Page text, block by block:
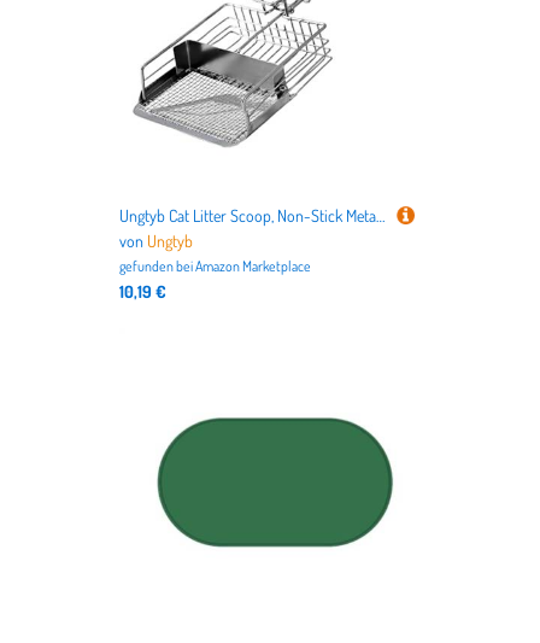
Ungtyb Cat Litter Scoop, Non-Stick Metal Poop Scooper, Deep Sifting Design, Ergonomic Handle, Durabless Aluminum Alloy Pet Cleaning Tool for All Litter Types, 37x14x3cm Wood
von Ungtyb
gefunden beiAmazon Marketplace
10,19 €